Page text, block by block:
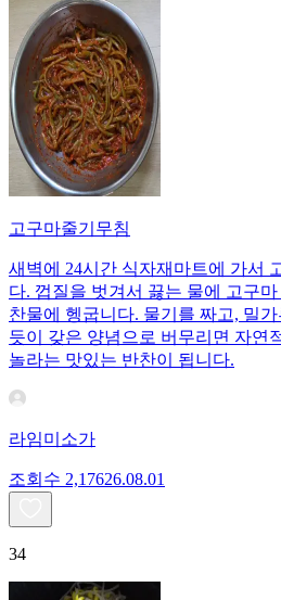
고구마줄기무침
새벽에 24시간 식자재마트에 가서
다. 껍질을 벗겨서 끓는 물에 고구
찬물에 헹굽니다. 물기를 짜고, 밀
듯이 갖은 양념으로 버무리면 자연
놀라는 맛있는 반찬이 됩니다.
라임미소가
조회수 2,17626.08.01
34